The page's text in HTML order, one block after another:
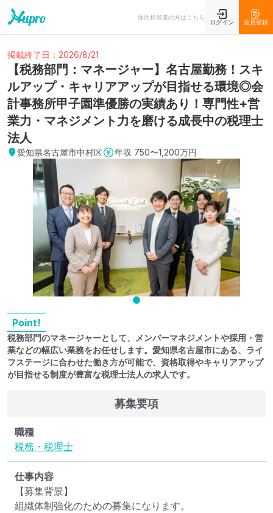
採用担当者の方はこちら
ログイン 会員登録
掲載終了日：2026/8/21
【税務部門：マネージャー】名古屋勤務！スキ
ルアップ・キャリアアップが目指せる環境◎会
計事務所甲子園準優勝の実績あり！専門性+営
業力・マネジメント力を磨ける成長中の税理士
法人
愛知県名古屋市中村区 年収 750〜1,200万円
Point!
税務部門のマネージャーとして、メンバーマネジメントや採用・営
業などの幅広い業務をお任せします。愛知県名古屋市にある、ライ
フステージに合わせた働き方が可能で、資格取得やキャリアアップ
が目指せる制度が豊富な税理士法人の求人です。
募集要項
職種
税務・税理士
仕事内容
【募集背景】
組織体制強化のための募集になります。